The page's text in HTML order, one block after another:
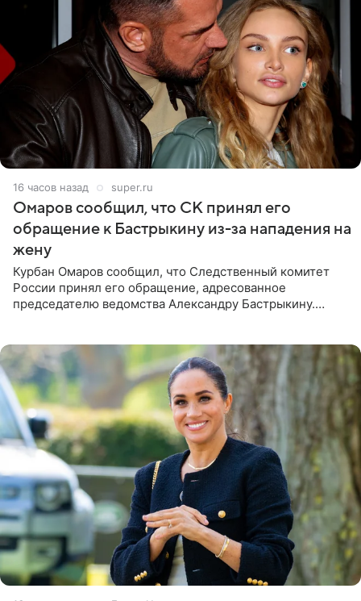
16 часов назад super.ru
Омаров сообщил, что СК принял его
обращение к Бастрыкину из-за нападения на
жену
Курбан Омаров сообщил, что Следственный комитет
России принял его обращение, адресованное
председателю ведомства Александру Бастрыкину.